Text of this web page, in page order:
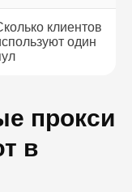
клиентов
один
прокси
в